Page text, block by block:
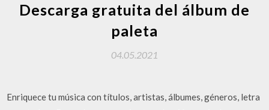
Descarga gratuita del álbum de
paleta
04.05.2021
Enriquece tu música con títulos, artistas, álbumes, géneros, letra